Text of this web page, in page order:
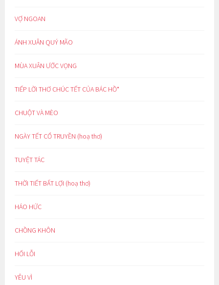
VỢ NGOAN
ÁNH XUÂN QUÝ MÃO
MÙA XUÂN ƯỚC VỌNG
TIẾP LỜI THƠ CHÚC TẾT CỦA BÁC HỒ*
CHUỘT VÀ MÈO
NGÀY TẾT CỔ TRUYỀN (hoạ thơ)
TUYỆT TÁC
THỜI TIẾT BẤT LỢI (hoạ thơ)
HÁO HỨC
CHỒNG KHÔN
HỐI LỖI
YÊU VÌ